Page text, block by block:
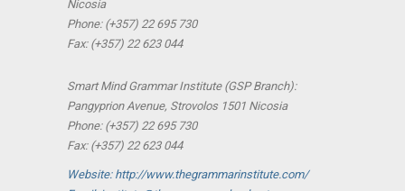
Nicosia
Phone: (+357) 22 695 730
Fax: (+357) 22 623 044
Smart Mind Grammar Institute (GSP Branch):
Pangyprion Avenue, Strovolos 1501 Nicosia
Phone: (+357) 22 695 730
Fax: (+357) 22 623 044
Website: http://www.thegrammarinstitute.com/